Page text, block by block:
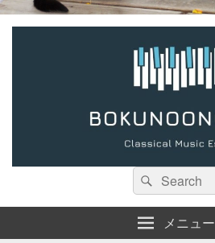
検
索:
検
索
メニュー